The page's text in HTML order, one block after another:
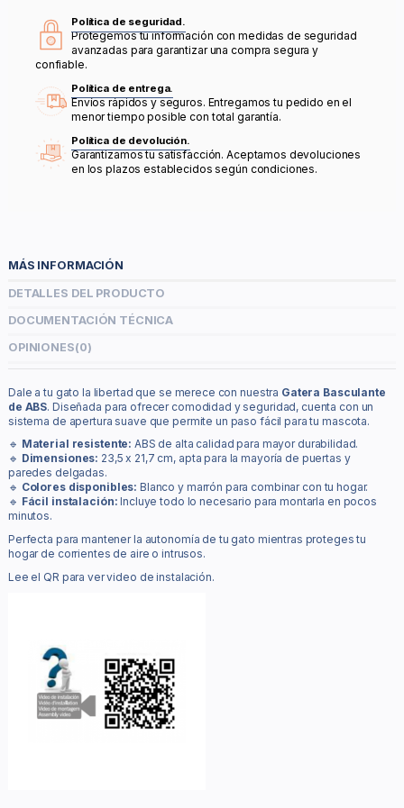
Política de seguridad.
Protegemos tu información con medidas de seguridad
avanzadas para garantizar una compra segura y
confiable.
Política de entrega.
Envíos rápidos y seguros. Entregamos tu pedido en el
menor tiempo posible con total garantía.
Política de devolución.
Garantizamos tu satisfacción. Aceptamos devoluciones
en los plazos establecidos según condiciones.
MÁS INFORMACIÓN
DETALLES DEL PRODUCTO
DOCUMENTACIÓN TÉCNICA
OPINIONES(0)
Dale a tu gato la libertad que se merece con nuestra Gatera Basculante
de ABS. Diseñada para ofrecer comodidad y seguridad, cuenta con un
sistema de apertura suave que permite un paso fácil para tu mascota.
🔹 Material resistente: ABS de alta calidad para mayor durabilidad.
🔹 Dimensiones: 23,5 x 21,7 cm, apta para la mayoría de puertas y
paredes delgadas.
🔹 Colores disponibles: Blanco y marrón para combinar con tu hogar.
🔹 Fácil instalación: Incluye todo lo necesario para montarla en pocos
minutos.
Perfecta para mantener la autonomía de tu gato mientras proteges tu
hogar de corrientes de aire o intrusos.
Lee el QR para ver video de instalación.